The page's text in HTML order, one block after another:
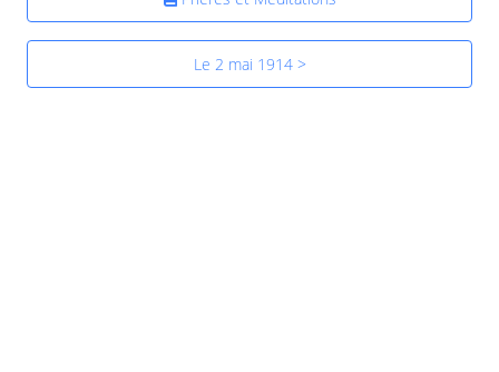
Le 2 mai 1914 >